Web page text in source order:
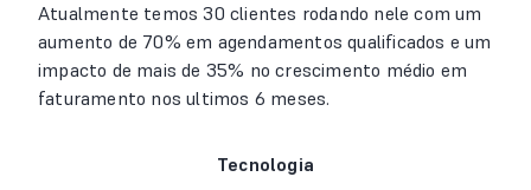
Atualmente temos 30 clientes rodando nele com um
aumento de 70% em agendamentos qualificados e um
impacto de mais de 35% no crescimento médio em
faturamento nos ultimos 6 meses.
Tecnologia